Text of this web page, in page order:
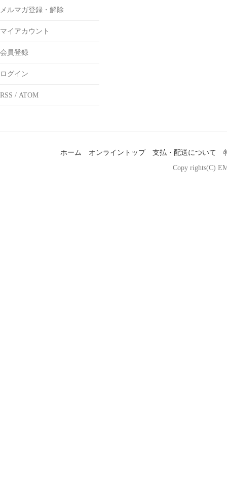
メルマガ登録・解除
マイアカウント
会員登録
ログイン
RSS / ATOM
ホーム オンライントップ 支払・配送について
Copy rights(C)